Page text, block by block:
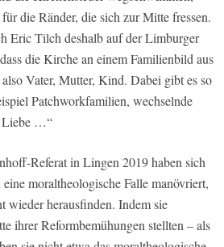
die Ränder, die sich zur Mitte fressen.
Eric Tilch deshalb auf der Limburger
die Kirche an einem Familienbild aus
Vater, Mutter, Kind. Dabei gibt es so
Patchworkfamilien, wechselnde
Liebe …“
Referat in Lingen 2019 haben sich
moraltheologische Falle manövriert,
wieder herausfinden. Indem sie
ihrer Reformbemühungen stellten – als